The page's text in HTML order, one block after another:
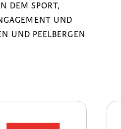
DEM SPORT,
UND
UND PEELBERGEN